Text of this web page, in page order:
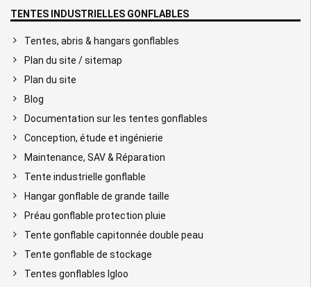
TENTES INDUSTRIELLES GONFLABLES
Tentes, abris & hangars gonflables
Plan du site / sitemap
Plan du site
Blog
Documentation sur les tentes gonflables
Conception, étude et ingénierie
Maintenance, SAV & Réparation
Tente industrielle gonflable
Hangar gonflable de grande taille
Préau gonflable protection pluie
Tente gonflable capitonnée double peau
Tente gonflable de stockage
Tentes gonflables Igloo